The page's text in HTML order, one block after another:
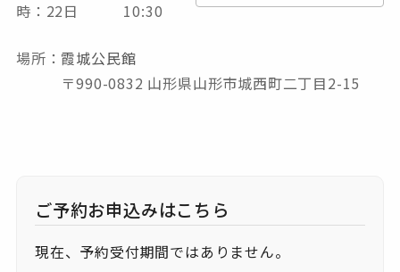
時： 22日
10:30
場所： 霞城公民館
〒990-0832 山形県山形市城西町二丁目2-15
2-15 - 山形市城西町二丁目
イベント
現在、予約受付期間ではありません。